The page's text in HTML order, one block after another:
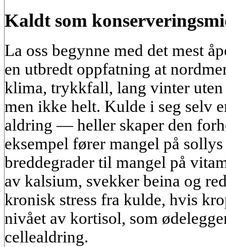
Kaldt som
La oss begynne med det mest
en utbredt oppfatning at
klima, trykkfall, lang vinter
men ikke helt. Kulde i seg selv
aldring — heller skaper den
eksempel fører mangel på
breddegrader til mangel på
av kalsium, svekker beina og
kronisk stress fra kulde, hvis
nivået av kortisol, som
cellealdring.